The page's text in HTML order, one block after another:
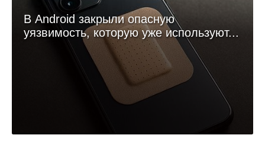
В Android закрыли опасную
уязвимость, которую уже используют...